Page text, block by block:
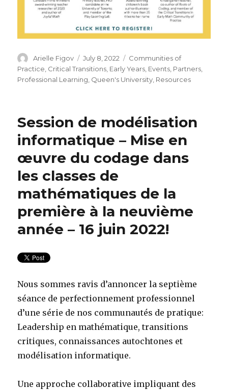
Author
Arielle Figov
Posted
on
July 8, 2022 Categories
Communities of
Practice Critical Transitions Early Years Events Partners
Professional Learning Queen's University Resources
Session de modélisation
informatique – Mise en
œuvre du codage dans
les classes de
mathématiques de la
première à la neuvième
année – 16 juin 2022!
Nous sommes ravis d’annoncer la septième
séance de perfectionnement professionnel
d’une série de nos communautés de pratique:
Leadership en mathématique, transitions
critiques, connaissances autochtones et
modélisation informatique.
Une approche collaborative impliquant des